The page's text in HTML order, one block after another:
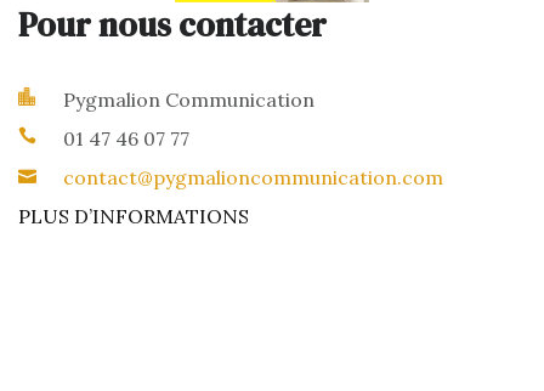
Pour nous contacter
Pygmalion Communication
01 47 46 07 77
contact@pygmalioncommunication.com
PLUS D’INFORMATIONS